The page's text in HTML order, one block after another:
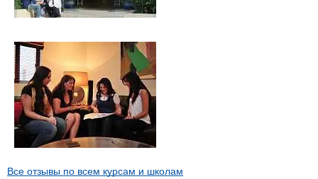
Все отзывы по всем курсам и школам